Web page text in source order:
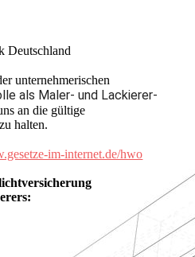
Deutschland
unternehmerischen
als Maler- und Lackierer-
an die gültige
halten.
im-internet.de/hwo